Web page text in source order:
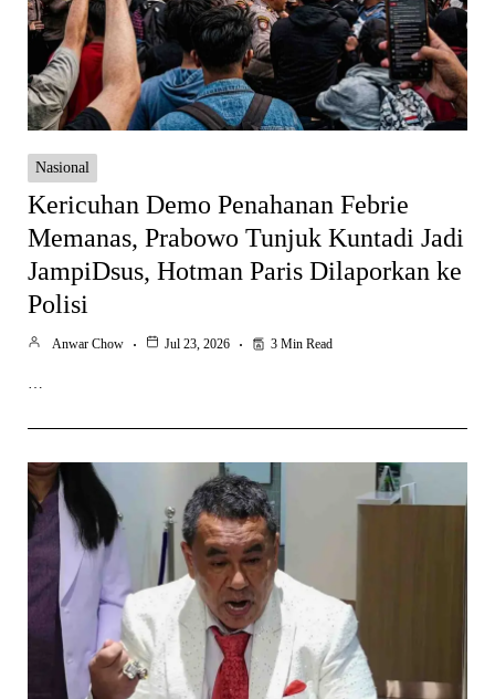
Nasional
Kericuhan Demo Penahanan Febrie
Memanas, Prabowo Tunjuk Kuntadi Jadi
JampiDsus, Hotman Paris Dilaporkan ke
Polisi
Anwar Chow Jul 23, 2026 3 Min Read
…